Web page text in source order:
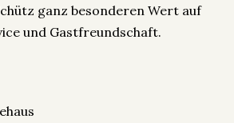
ganz besonderen Wert auf
und Gastfreundschaft.